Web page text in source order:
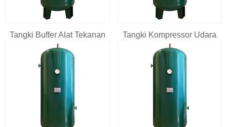
Tangki Buffer Alat Tekanan Tangki Kompressor Udara